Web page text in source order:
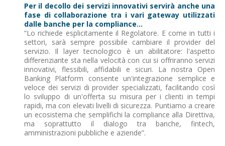
Per il decollo dei servizi innovativi servirà anche una
fase di collaborazione tra i vari gateway utilizzati
dalle banche per la compliance...
“Lo richiede esplicitamente il Regolatore. E come in tutti i
settori, sarà sempre possibile cambiare il provider del
servizio. Il layer tecnologico è un abilitatore: l'aspetto
differenziante sta nella velocità con cui si offriranno servizi
innovativi, flessibili, affidabili e sicuri. La nostra Open
Banking Platform consente un'integrazione semplice e
veloce dei servizi di provider specializzati, facilitando così
lo sviluppo di un'offerta su misura per i clienti in tempi
rapidi, ma con elevati livelli di sicurezza. Puntiamo a creare
un ecosistema che semplifichi la compliance alla Direttiva,
ma soprattutto il dialogo tra banche, fintech,
amministrazioni pubbliche e aziende”.